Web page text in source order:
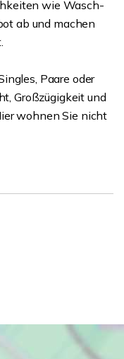
wie Wasch-
ab und machen
Paare oder
Großzügigkeit und
wohnen Sie nicht